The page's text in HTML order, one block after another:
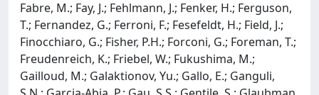
Fabre, M.; Fay, J.; Fehlmann, J.; Fenker, H.; Ferguson,
T.; Fernandez, G.; Ferroni, F.; Fesefeldt, H.; Field, J.;
Finocchiaro, G.; Fisher, P.H.; Forconi, G.; Foreman, T.;
Freudenreich, K.; Friebel, W.; Fukushima, M.;
Gailloud, M.; Galaktionov, Yu.; Gallo, E.; Ganguli,